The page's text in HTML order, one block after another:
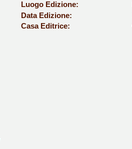
Luogo Edizione:
Data Edizione:
Casa Editrice: